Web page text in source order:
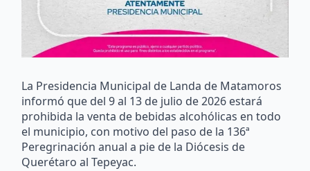
La Presidencia Municipal de Landa de Matamoros
informó que del 9 al 13 de julio de 2026 estará
prohibida la venta de bebidas alcohólicas en todo
el municipio, con motivo del paso de la 136ª
Peregrinación anual a pie de la Diócesis de
Querétaro al Tepeyac.